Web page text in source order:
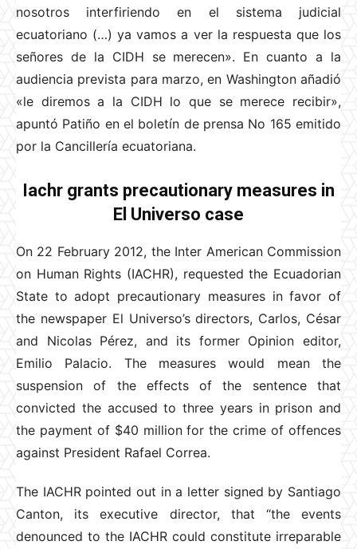
nosotros interfiriendo en el sistema judicial
ecuatoriano (…) ya vamos a ver la respuesta que los
señores de la CIDH se merecen». En cuanto a la
audiencia prevista para marzo, en Washington añadió
«le diremos a la CIDH lo que se merece recibir»,
apuntó Patiño en el boletín de prensa No 165 emitido
por la Cancillería ecuatoriana.
Iachr grants precautionary measures in
El Universo case
On 22 February 2012, the Inter American Commission
on Human Rights (IACHR), requested the Ecuadorian
State to adopt precautionary measures in favor of
the newspaper El Universo’s directors, Carlos, César
and Nicolas Pérez, and its former Opinion editor,
Emilio Palacio. The measures would mean the
suspension of the effects of the sentence that
convicted the accused to three years in prison and
the payment of $40 million for the crime of offences
against President Rafael Correa.
The IACHR pointed out in a letter signed by Santiago
Canton, its executive director, that “the events
denounced to the IACHR could constitute irreparable